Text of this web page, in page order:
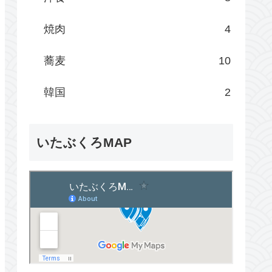
焼肉 4
蕎麦 10
韓国 2
いたぶくろMAP